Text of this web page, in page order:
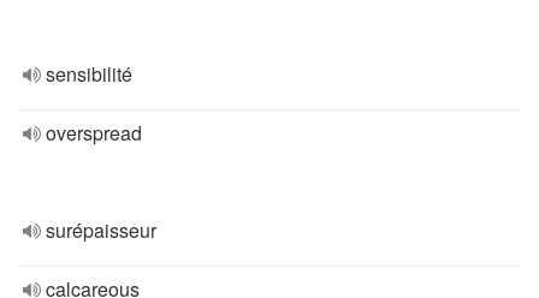
sensibilité
overspread
surépaisseur
calcareous